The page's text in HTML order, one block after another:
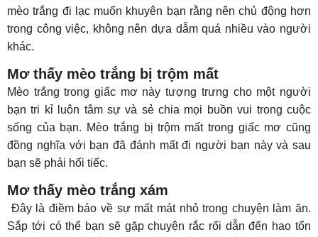
mèo trắng đi lạc muốn khuyên bạn rằng nên chủ động hơn
trong công việc, không nên dựa dẫm quá nhiều vào người
khác.
Mơ thấy mèo trắng bị trộm mất
Mèo trắng trong giấc mơ này tượng trưng cho một người
bạn tri kỉ luôn tâm sự và sẻ chia mọi buồn vui trong cuộc
sống của bạn. Mèo trắng bị trộm mất trong giấc mơ cũng
đồng nghĩa với bạn đã đánh mất đi người bạn này và sau
bạn sẽ phải hối tiếc.
Mơ thấy mèo trắng xám
Đây là điềm báo về sự mất mát nhỏ trong chuyện làm ăn.
Sắp tới có thể bạn sẽ gặp chuyện rắc rối dẫn đến hao tổn